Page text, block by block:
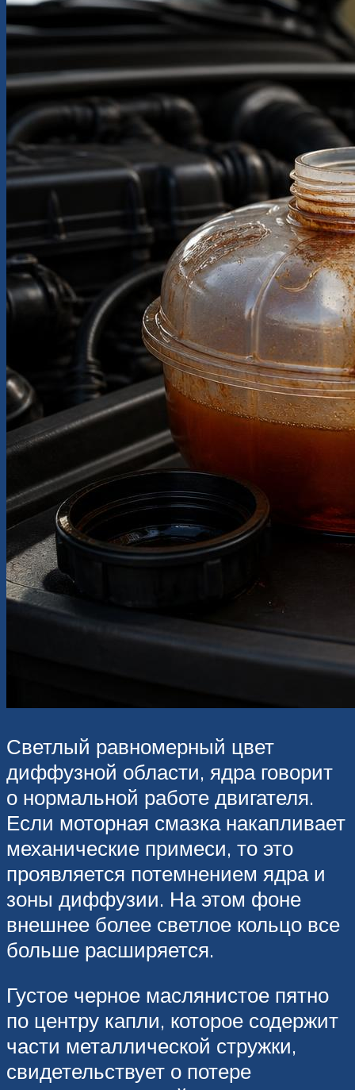
Светлый равномерный цвет
диффузной области, ядра говорит
о нормальной работе двигателя.
Если моторная смазка накапливает
механические примеси, то это
проявляется потемнением ядра и
зоны диффузии. На этом фоне
внешнее более светлое кольцо все
больше расширяется.
Густое черное маслянистое пятно
по центру капли, которое содержит
части металлической стружки,
свидетельствует о потере